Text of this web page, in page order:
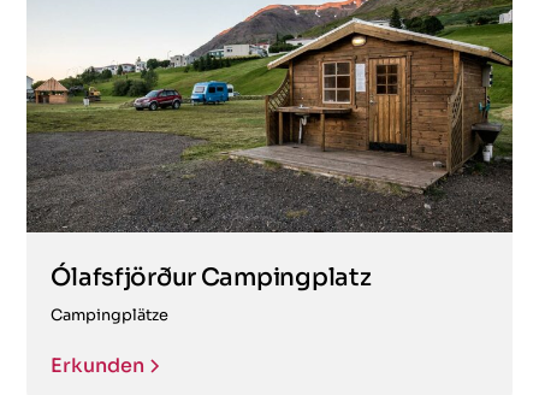
Ólafsfjörður Campingplatz
Campingplätze
Erkunden